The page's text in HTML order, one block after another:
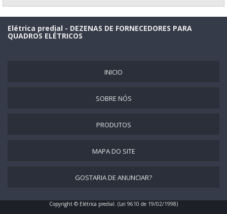
PAINEL ELÉTRICO CLP
PAINEL ELÉTRICO COM BARRAMENTO
PAINEL ELÉTRICO COM PORTA INTERNA
PAINEL ELÉTRICO DE POLICARBONATO
PAINEL ELÉTRICO EM INOX
Elétrica predial - DEZENAS DE FORNECEDORES PARA
QUADROS ELÉTRICOS
INICIO
SOBRE NÓS
PRODUTOS
MAPA DO SITE
GOSTARIA DE ANUNCIAR?
Copyright © Elétrica predial. (Lei 9610 de 19/02/1998)